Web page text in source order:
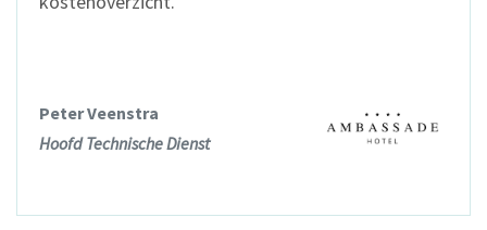
Peter Veenstra
Hoofd Technische Dienst